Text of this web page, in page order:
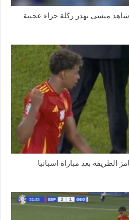
ميسي يهدر ركلة جزاء عجيبة
الطريفة بعد مباراة اسبانيا